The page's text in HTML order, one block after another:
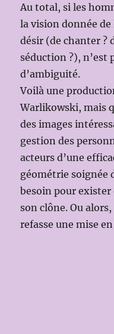
Au total, si les
la vision donnée
désir (de chanter ?
séduction ?), n’est
d’ambiguité.
Voilà une
Warlikowski, mais
des images
gestion des
acteurs d’une
géométrie soignée
besoin pour exister
son clône. Ou
refasse une mise